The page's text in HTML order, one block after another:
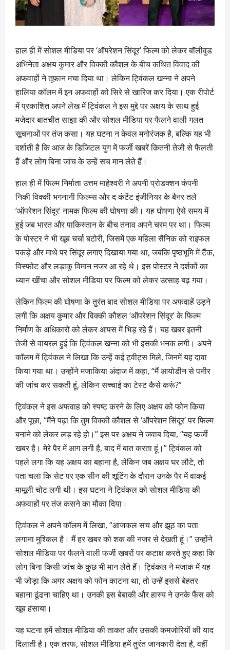
हाल ही में सोशल मीडिया पर ‘ऑपरेशन सिंदूर’ फिल्म को लेकर बॉलीवुड
अभिनेता अक्षय कुमार और विक्की कौशल के बीच कथित विवाद की
अफवाहों ने तूफान मचा दिया था। लेकिन ट्विंकल खन्ना ने अपने
हालिया कॉलम में इन अफवाहों को सिरे से खारिज कर दिया। एक रीपोर्ट
में प्रकाशित अपने लेख में ट्विंकल ने इस मुद्दे पर अक्षय के साथ हुई
मजेदार बातचीत साझा की और सोशल मीडिया पर फैलने वाली गलत
सूचनाओं पर तंज कसा। यह घटना न केवल मनोरंजक है, बल्कि यह भी
दर्शाती है कि आज के डिजिटल युग में फर्जी खबरें कितनी तेजी से फैलती
हैं और लोग बिना जांच के उन्हें सच मान लेते हैं।
हाल ही में फिल्म निर्माता उत्तम माहेश्वरी ने अपनी प्रोडक्शन कंपनी
निकी विक्की भगनानी फिल्म्स और द कंटेंट इंजीनियर के बैनर तले
‘ऑपरेशन सिंदूर’ नामक फिल्म की घोषणा की। यह घोषणा ऐसे समय में
हुई जब भारत और पाकिस्तान के बीच तनाव अपने चरम पर था। फिल्म
के पोस्टर ने भी खूब चर्चा बटोरी, जिसमें एक महिला सैनिक को राइफल
पकड़े और माथे पर सिंदूर लगाए दिखाया गया था, जबकि पृष्ठभूमि में टैंक,
विस्फोट और लड़ाकू विमान नजर आ रहे थे। इस पोस्टर ने दर्शकों का
ध्यान खींचा और सोशल मीडिया पर फिल्म को लेकर उत्साह बढ़ गया।
लेकिन फिल्म की घोषणा के तुरंत बाद सोशल मीडिया पर अफवाहें उड़ने
लगीं कि अक्षय कुमार और विक्की कौशल ‘ऑपरेशन सिंदूर’ के फिल्म
निर्माण के अधिकारों को लेकर आपस में भिड़ रहे हैं। यह खबर इतनी
तेजी से वायरल हुई कि ट्विंकल खन्ना को भी इसकी भनक लगी। अपने
कॉलम में ट्विंकल ने लिखा कि उन्हें कई ट्वीट्स मिले, जिनमें यह दावा
किया गया था। उन्होंने मजाकिया अंदाज में कहा, “मैं आयोडीन से पनीर
की जांच कर सकती हूं, लेकिन सच्चाई का टेस्ट कैसे करूं?”
ट्विंकल ने इस अफवाह को स्पष्ट करने के लिए अक्षय को फोन किया
और पूछा, “मैंने पढ़ा कि तुम विक्की कौशल से ‘ऑपरेशन सिंदूर’ पर फिल्म
बनाने को लेकर लड़ रहे हो।” इस पर अक्षय ने जवाब दिया, “यह फर्जी
खबर है। मेरे पैर में आग लगी है, बाद में बात करता हूं।” ट्विंकल को
पहले लगा कि यह अक्षय का बहाना है, लेकिन जब अक्षय घर लौटे, तो
पता चला कि सेट पर एक सीन की शूटिंग के दौरान उनके पैर में वाकई
मामूली चोट लगी थी। इस घटना ने ट्विंकल को सोशल मीडिया की
अफवाहों पर तंज कसने का मौका दिया।
ट्विंकल ने अपने कॉलम में लिखा, “आजकल सच और झूठ का पता
लगाना मुश्किल है। मैं हर खबर को शक की नजर से देखती हूं।” उन्होंने
सोशल मीडिया पर फैलने वाली फर्जी खबरों पर कटाक्ष करते हुए कहा कि
लोग बिना किसी जांच के कुछ भी मान लेते हैं। ट्विंकल ने मजाक में यह
भी जोड़ा कि अगर अक्षय को फोन काटना था, तो उन्हें इससे बेहतर
बहाना ढूंढना चाहिए था। उनकी इस बेबाकी और हास्य ने उनके फैंस को
खूब हंसाया।
यह घटना हमें सोशल मीडिया की ताकत और उसकी कमजोरियों की याद
दिलाती है। एक तरफ, सोशल मीडिया हमें तुरंत जानकारी देता है, वहीं